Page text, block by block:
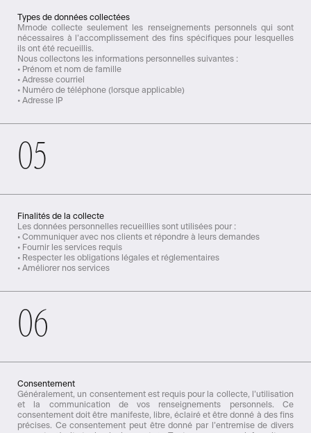
Types de données collectées
Mmode collecte seulement les renseignements personnels qui sont
nécessaires à l’accomplissement des fins spécifiques pour lesquelles
ils ont été recueillis.
Nous collectons les informations personnelles suivantes :
• Prénom et nom de famille
• Adresse courriel
• Numéro de téléphone (lorsque applicable)
• Adresse IP
05
Finalités de la collecte
Les données personnelles recueillies sont utilisées pour :
• Communiquer avec nos clients et répondre à leurs demandes
• Fournir les services requis
• Respecter les obligations légales et réglementaires
• Améliorer nos services
06
Consentement
Généralement, un consentement est requis pour la collecte, l’utilisation
et la communication de vos renseignements personnels. Ce
consentement doit être manifeste, libre, éclairé et être donné à des fins
précises. Ce consentement peut être donné par l’entremise de divers